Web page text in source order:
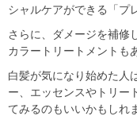
シャルケアができる「プ
さらに、ダメージを補修
カラートリートメントも
白髪が気になり始めた人
ー、エッセンスやトリー
てみるのもいいかもしれ